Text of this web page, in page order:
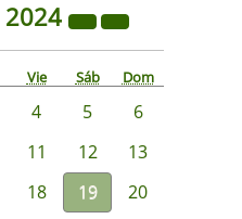
2024
Vie Sáb Dom
4 5
6
11 12
13
18 19
20